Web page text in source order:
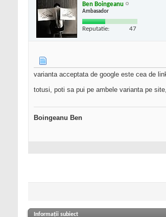
Ben Boingeanu
Ambasador
Reputatie: 47
varianta acceptata de google este cea de
totusi, poti sa pui pe ambele varianta pe
Boingeanu Ben
Informații subiect